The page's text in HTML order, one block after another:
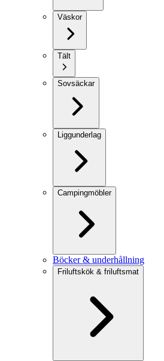
Väskor
Tält
Sovsäckar
Liggunderlag
Campingmöbler
Böcker & underhållning
Friluftskök & friluftsmat